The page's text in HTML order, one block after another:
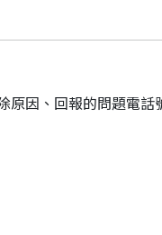
原因、回報的問題電